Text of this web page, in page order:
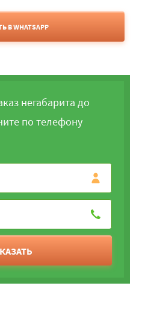
В WHATSAPP
негабарита до
по телефону